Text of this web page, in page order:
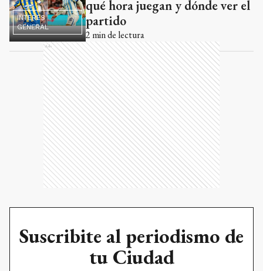
INTERÉS
GENERAL
qué hora juegan y dónde ver el
partido
2 min de lectura
Ads
Suscribite al periodismo de
tu Ciudad